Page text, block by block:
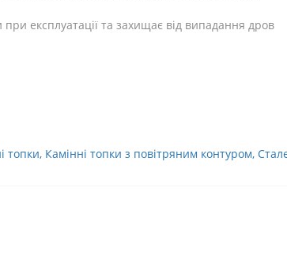
експлуатації та захищає від випадання дров
топки, Камінні топки з повітряним контуром,